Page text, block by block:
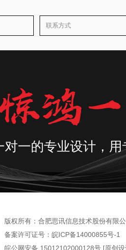
一的专业设计，
版权所有：合肥思讯信息技术股份有限
备案许可证号： 皖ICP备14000855号-1
皖公网安备 15012102000128号 [原创